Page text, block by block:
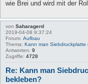
wie Brei und wird mit der
von Saharagerd
2019-04-08 9:37:24
Forum: Aufbau
Thema: Kann man
Antworten: 9
Zugriffe: 4728
Re: Kann man
bekleben?